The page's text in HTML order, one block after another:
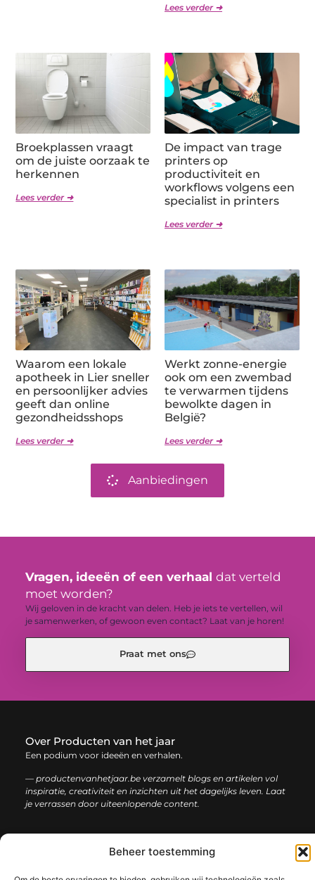
Beheer toestemming
Lees verder ➜
Broekplassen vraagt
om de juiste oorzaak te
herkennen
Lees verder ➜
De impact van trage
printers op
productiviteit en
workflows volgens een
specialist in printers
Lees verder ➜
Waarom een lokale
apotheek in Lier sneller
en persoonlijker advies
geeft dan online
gezondheidsshops
Lees verder ➜
Werkt zonne-energie
ook om een zwembad
te verwarmen tijdens
bewolkte dagen in
België?
Lees verder ➜
Aanbiedingen
Vragen, ideeën of een verhaal dat verteld
moet worden?
Wij geloven in de kracht van delen. Heb je iets te vertellen, wil
je samenwerken, of gewoon even contact? Laat van je horen!
Praat met ons
Over Producten van het jaar
Een podium voor ideeën en verhalen.
— productenvanhetjaar.be verzamelt blogs en artikelen vol
inspiratie, creativiteit en inzichten uit het dagelijks leven. Laat
je verrassen door uiteenlopende content.